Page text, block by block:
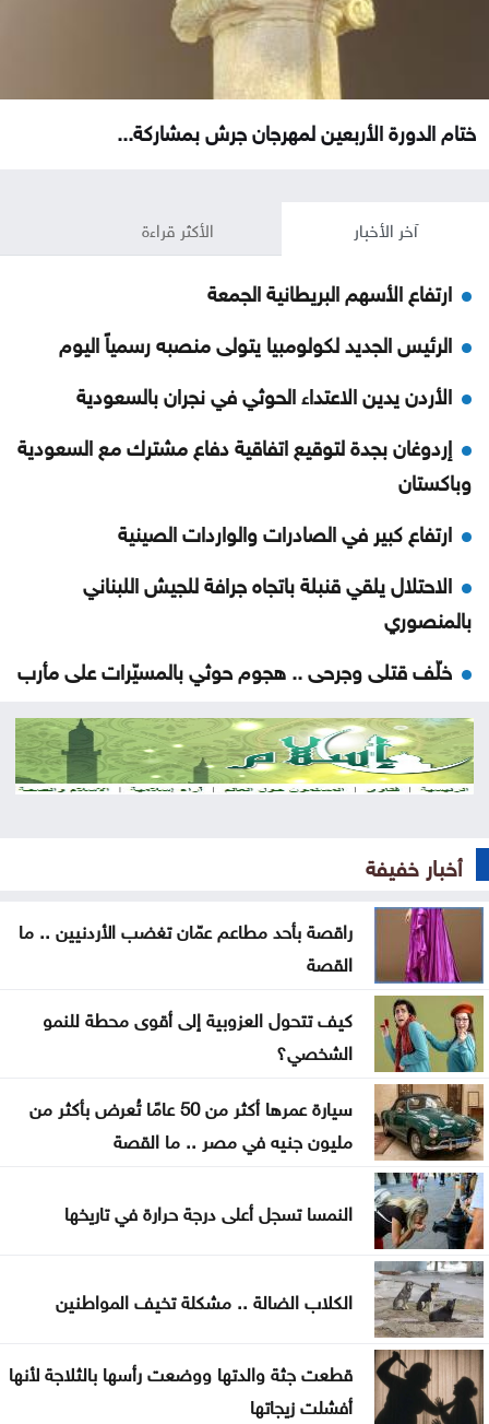
ختام الدورة الأربعين لمهرجان جرش بمشاركة...
آخر الأخبار الأكثر قراءة
ارتفاع الأسهم البريطانية الجمعة
الرئيس الجديد لكولومبيا يتولى منصبه رسمياً اليوم
الأردن يدين الاعتداء الحوثي في نجران بالسعودية
إردوغان بجدة لتوقيع اتفاقية دفاع مشترك مع السعودية
وباكستان
ارتفاع كبير في الصادرات والواردات الصينية
الاحتلال يلقي قنبلة باتجاه جرافة للجيش اللبناني
بالمنصوري
خلّف قتلى وجرحى .. هجوم حوثي بالمسيّرات على مأرب
العثور على جثة شخص داخل حفرة في الكورة
الاحتلال يقصف بلدة ميس الجبل جنوبي لبنان
ارتفاع عدد إصابات إيبولا إلى أكثر من 4 آلاف بالكونغو
راقصة بأحد مطاعم عمّان تغضب الأردنيين .. ما القصة
تراجع حركة الملاحة عبر مضيق هرمز
تايلاند .. مقتل وإصابة أكثر من 22 شخصاً بحادث إطلاق
نار داخل مدرسة
التعاون الخليجي يقف بصف السعودية في مواجهة
اعتداءات الحوثيين
أخبار خفيفة
راقصة بأحد مطاعم عمّان تغضب الأردنيين .. ما
القصة
كيف تتحول العزوبية إلى أقوى محطة للنمو
الشخصي؟
سيارة عمرها أكثر من 50 عامًا تُعرض بأكثر من
مليون جنيه في مصر .. ما القصة
النمسا تسجل أعلى درجة حرارة في تاريخها
الكلاب الضالة .. مشكلة تخيف المواطنين
قطعت جثة والدتها ووضعت رأسها بالثلاجة لأنها
أفشلت زيجاتها